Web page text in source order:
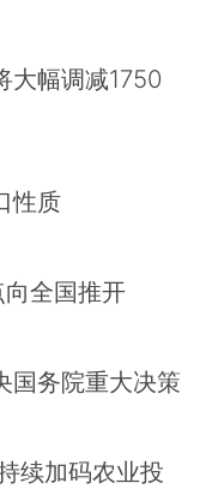
大幅调减1750
性质
向全国推开
国务院重大决策
续加码农业投